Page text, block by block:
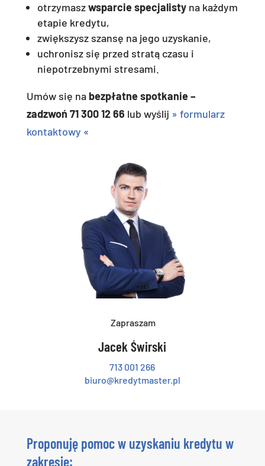
otrzymaszwsparcie specjalisty na każdym
etapie kredytu,
zwiększysz szansę na jego uzyskanie,
uchronisz się przed stratą czasu i
niepotrzebnymi stresami.
Umów się na bezpłatne spotkanie –
zadzwoń 71 300 12 66 lub wyślij » formularz
kontaktowy «
Zapraszam
Jacek Świrski
713 001 266
biuro@kredytmaster.pl
Proponuję pomoc w uzyskaniu kredytu w
zakresie: